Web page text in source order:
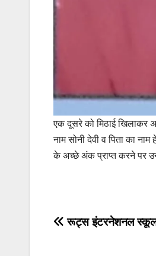
एक दूसरे को मिठाई खिलाकर
नाम सोनी देवी व पिता का
के अच्छे अंक प्राप्त करने पर
Post
रूट्स इंटरनेशनल स्कूल